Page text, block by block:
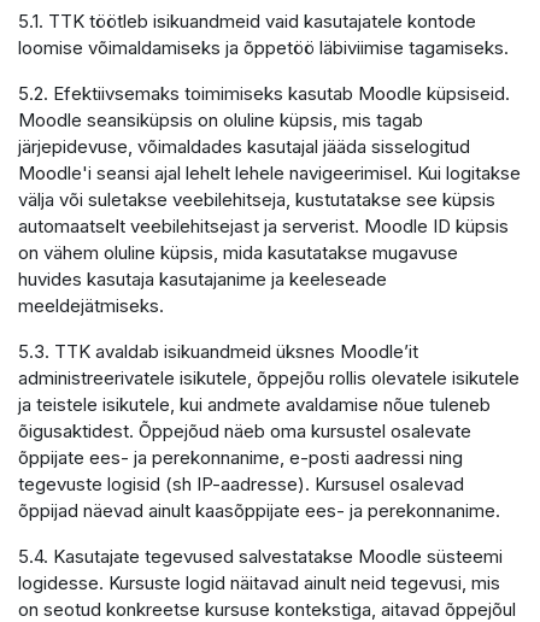
5.1. TTK töötleb isikuandmeid vaid kasutajatele kontode
loomise võimaldamiseks ja õppetöö läbiviimise tagamiseks.
5.2. Efektiivsemaks toimimiseks kasutab Moodle küpsiseid.
Moodle seansiküpsis on oluline küpsis, mis tagab
järjepidevuse, võimaldades kasutajal jääda sisselogitud
Moodle'i seansi ajal lehelt lehele navigeerimisel. Kui logitakse
välja või suletakse veebilehitseja, kustutatakse see küpsis
automaatselt veebilehitsejast ja serverist. Moodle ID küpsis
on vähem oluline küpsis, mida kasutatakse mugavuse
huvides kasutaja kasutajanime ja keeleseade
meeldejätmiseks.
5.3. TTK avaldab isikuandmeid üksnes Moodle’it
administreerivatele isikutele, õppejõu rollis olevatele isikutele
ja teistele isikutele, kui andmete avaldamise nõue tuleneb
õigusaktidest. Õppejõud näeb oma kursustel osalevate
õppijate ees- ja perekonnanime, e-posti aadressi ning
tegevuste logisid (sh IP-aadresse). Kursusel osalevad
õppijad näevad ainult kaasõppijate ees- ja perekonnanime.
5.4. Kasutajate tegevused salvestatakse Moodle süsteemi
logidesse. Kursuste logid näitavad ainult neid tegevusi, mis
on seotud konkreetse kursuse kontekstiga, aitavad õppejõul